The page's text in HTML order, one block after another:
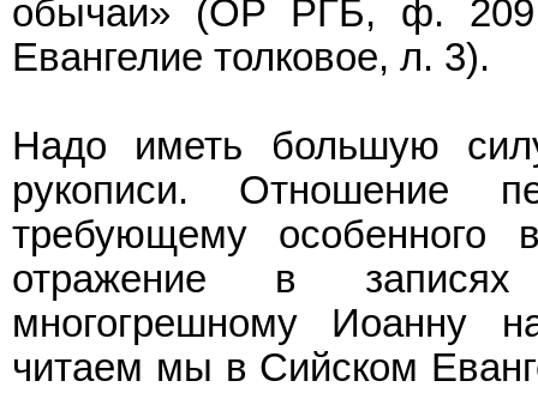
обычаи» (ОР РГБ, ф.
Евангелие толковое, л. 3).
Надо иметь большую
рукописи. Отношение
требующему особенного
отражение в
многогрешному Иоанну
читаем мы в Сийском